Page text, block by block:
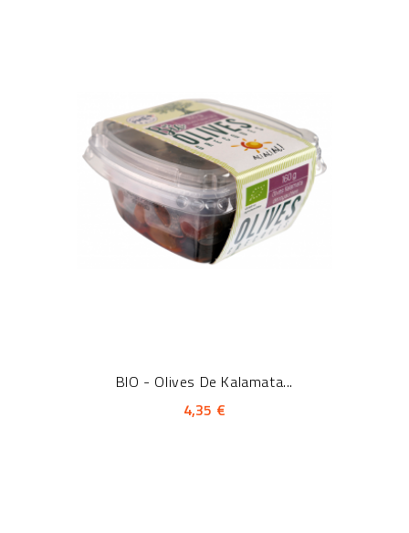
BIO - Olives De Kalamata...
4,35 €